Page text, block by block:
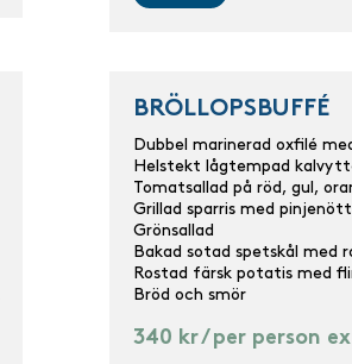
BRÖLLOPSBUFFÉ
Dubbel marinerad oxfilé
Helstekt lågtempad
Tomatsallad på röd, gul,
Grillad sparris med
Grönsallad
Bakad sotad spetskål med
Rostad färsk potatis med
Bröd och smör
340 kr / per person